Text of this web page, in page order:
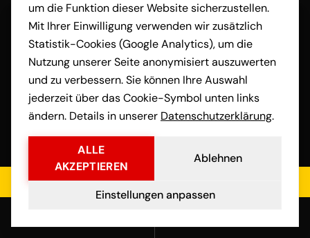
Name
Beladeadresse
Entladeadresse
Jetzt kostenloses Angebot einholen
um die Funktion dieser Website sicherzustellen.
Mit Ihrer Einwilligung verwenden wir zusätzlich
Statistik-Cookies (Google Analytics), um die
Nutzung unserer Seite anonymisiert auszuwerten
und zu verbessern. Sie können Ihre Auswahl
jederzeit über das Cookie-Symbol unten links
ändern. Details in unserer Datenschutzerklärung.
ALLE
AKZEPTIEREN
Ablehnen
Einstellungen anpassen